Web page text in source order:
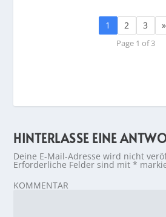
1 2 3 »
Page 1 of 3
HINTERLASSE EINE
Deine E-Mail-Adresse wird nicht
Erforderliche Felder sind mit*
KOMMENTAR